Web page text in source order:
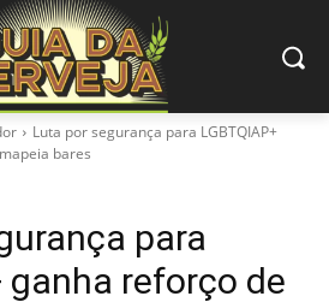
Luta por segurança para LGBTQIAP+
bares
para
ganha reforço de